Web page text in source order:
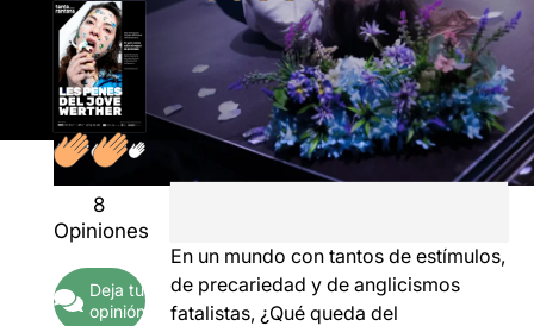
8
Opiniones
Deja tu
opinión
En un mundo con tantos de estímulos,
de precariedad y de anglicismos
fatalistas, ¿Qué queda del